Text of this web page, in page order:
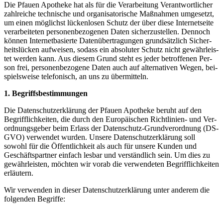
Die Pfau­en Apo­the­ke hat als für die Ver­ar­bei­tung Ver­ant­wort­li­cher
zahl­rei­che tech­ni­sche und orga­ni­sa­to­ri­sche Maß­nah­men umge­setzt,
um einen mög­lichst lücken­lo­sen Schutz der über die­se Inter­net­sei­te
ver­ar­bei­te­ten per­so­nen­be­zo­ge­nen Daten sicher­zu­stel­len. Den­noch
kön­nen Inter­net­ba­sier­te Daten­über­tra­gun­gen grund­sätz­lich Sicher­
heits­lü­cken auf­wei­sen, sodass ein abso­lu­ter Schutz nicht gewähr­leis­
tet wer­den kann. Aus die­sem Grund steht es jeder betrof­fe­nen Per­
son frei, per­so­nen­be­zo­ge­ne Daten auch auf alter­na­ti­ven Wegen, bei­
spiels­wei­se tele­fo­nisch, an uns zu übermitteln.
1. Begriffs­be­stim­mun­gen
Die Datenschutz­erklärung der Pfau­en Apo­the­ke beruht auf den
Begriff­lich­kei­ten, die durch den Euro­päi­schen Richt­li­ni­en- und Ver­
ord­nungs­ge­ber beim Erlass der Daten­schutz-Grund­ver­ord­nung (DS-
GVO) ver­wen­det wur­den. Unse­re Datenschutz­erklärung soll
sowohl für die Öffent­lich­keit als auch für unse­re Kun­den und
Geschäfts­part­ner ein­fach les­bar und ver­ständ­lich sein. Um dies zu
gewähr­leis­ten, möch­ten wir vor­ab die ver­wen­de­ten Begriff­lich­kei­ten
erläutern.
Wir ver­wen­den in die­ser Datenschutz­erklärung unter ande­rem die
fol­gen­den Begriffe: